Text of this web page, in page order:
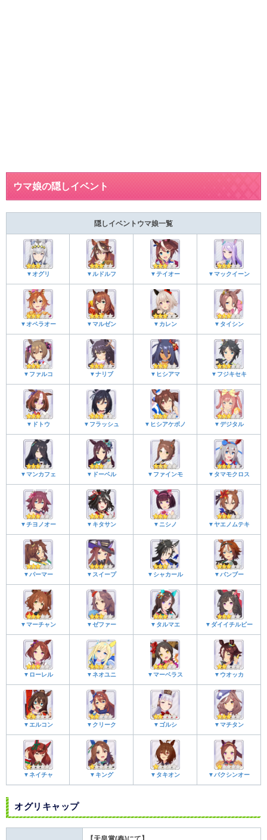
ウマ娘の隠しイベント
隠しイベントウマ娘一覧
▼オグリ ▼ルドルフ ▼テイオー ▼マックイーン
▼オペラオー ▼マルゼン ▼カレン ▼タイシン
▼ファルコ ▼ナリブ ▼ヒシアマ ▼フジキセキ
▼ドトウ ▼フラッシュ ▼ヒシアケボノ ▼デジタル
▼マンカフェ ▼ドーベル ▼ファインモ ▼タマモクロス
▼チヨノオー ▼キタサン ▼ニシノ ▼ヤエノムテキ
▼パーマー ▼スイープ ▼シャカール ▼バンブー
▼マーチャン ▼ゼファー ▼タルマエ ▼ダイイチルビー
▼ローレル ▼ネオユニ ▼マーベラス ▼ウオッカ
▼エルコン ▼クリーク ▼ゴルシ ▼マチタン
▼ネイチャ ▼キング ▼タキオン ▼バクシンオー
オグリキャップ
【天皇賞(春)にて】